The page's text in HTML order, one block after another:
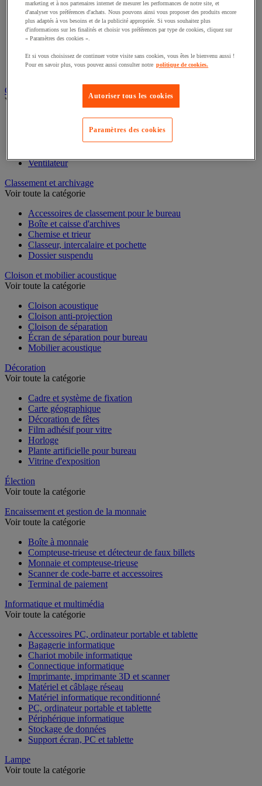
Éclairage scénique et architectural
Éclairage studio et accessoirisation
Équipement audio et Hi-Fi
Matériel de projection et vidéoprojection
Studio Web radio et vidéo
Système d'affichage dynamique et interactif
Chauffage, climatisation et traitement de l'air
Voir toute la catégorie
Traitement de l'air
Classement et archivage
Accessoires de classement pour le bureau
Boîte et caisse d'archives
Chemise et trieur
Classeur, intercalaire et pochette
Cloison et mobilier acoustique
Cloison acoustique
Cloison anti-projection
Cloison de séparation
Écran de séparation pour bureau
Décoration
Cadre et système de fixation
Carte géographique
Décoration de fêtes
Film adhésif pour vitre
Horloge
Plante artificielle pour bureau
Élection
Encaissement et gestion de la monnaie
Boîte à monnaie
Compteuse-trieuse et détecteur de faux billets
Monnaie et compteuse-trieuse
Scanner de code-barre et accessoires
Informatique et multimédia
Accessoires PC, ordinateur portable et tablette
Bagagerie informatique
Chariot mobile informatique
Connectique informatique
Imprimante, imprimante 3D et scanner
Matériel et câblage réseau
Matériel informatique reconditionné
PC, ordinateur portable et tablette
Périphérique informatique
Stockage de données
Lampe
marketing et à nos partenaires internet de mesurer les performances de notre site, et
d'analyser vos préférences d'achats. Nous pouvons ainsi vous proposer des produits encore
plus adaptés à vos besoins et de la publicité appropriée. Si vous souhaitez plus
d'informations sur les finalités et choisir vos préférences par type de cookies, cliquez sur
« Paramètres des cookies ».
Et si vous choisissez de continuer votre visite sans cookies, vous êtes le bienvenu aussi !
Pour en savoir plus, vous pouvez aussi consulter notre politique de cookies.
Autoriser tous les cookies
Paramètres des cookies